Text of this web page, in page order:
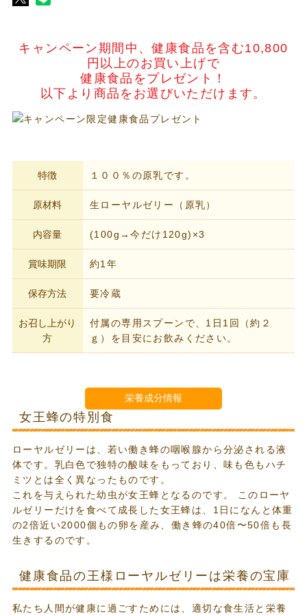
キャンペーン期間中、健康食品を含む10,800
円以上のお買い上げで
健康食品をプレゼント！
以下より商品をお選びいただけます。
特徴 １００％の原乳です。
原材料 生ローヤルゼリー（原乳）
内容量 (100g→今だけ120g)×3
賞味期限 約1年
保存方法 要冷蔵
お召し上がり
方
付属の専用スプーンで、1日1回（約２
ｇ）を目安にお飲みください。
栄養成分情報
女王蜂の特別食
ローヤルゼリーは、若い働き蜂の咽喉腺から分泌される液
体です。乳白色で独特の酸味をもっており、味も色もハチ
ミツとは全く異なったものです。
これを与えられた幼虫が女王蜂となるのです。 このローヤ
ルゼリーだけを食べて成長した女王蜂は、1日になんと体重
の2倍近い2000個もの卵を産み、働き蜂の40倍〜50倍も長
生きするのです。
健康食品の王様ローヤルゼリーは栄養の宝庫
私たち人間が健康に過ごすためには、適切な食生活と栄養